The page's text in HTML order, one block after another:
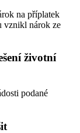
na příplatek
vznikl nárok ze
životní
podané